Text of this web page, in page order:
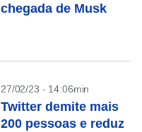
chegada de Musk
27/02/23 - 14:06min
Twitter demite mais
200 pessoas e reduz